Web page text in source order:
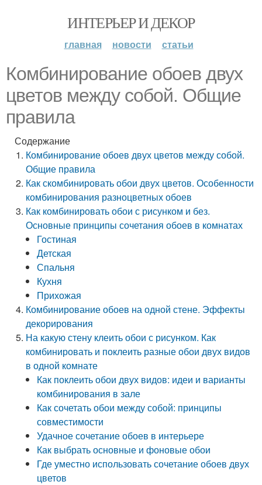
ИНТЕРЬЕР И ДЕКОР
главная новости статьи
Комбинирование обоев двух
цветов между собой. Общие
правила
Содержание
Комбинирование обоев двух цветов между собой.
Общие правила
Как скомбинировать обои двух цветов. Особенности
комбинирования разноцветных обоев
Как комбинировать обои с рисунком и без.
Основные принципы сочетания обоев в комнатах
Гостиная
Детская
Спальня
Кухня
Прихожая
Комбинирование обоев на одной стене. Эффекты
декорирования
На какую стену клеить обои с рисунком. Как
комбинировать и поклеить разные обои двух видов
в одной комнате
Как поклеить обои двух видов: идеи и варианты
комбинирования в зале
Как сочетать обои между собой: принципы
совместимости
Удачное сочетание обоев в интерьере
Как выбрать основные и фоновые обои
Где уместно использовать сочетание обоев двух
цветов